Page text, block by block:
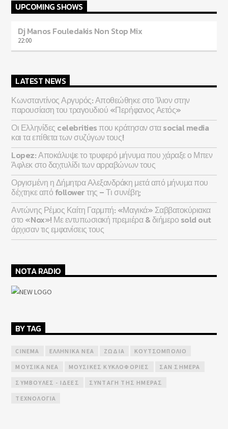
UPCOMING SHOWS
Dj Manos Fouledakis Non Stop Mix
22:00
LATEST NEWS
Κωνσταντίνος Αργυρός: Αποθεώθηκε στο Ίλιον στην
παρουσίαση του τραγουδιού «Περήφανος Αετός»
Οι Ελληνίδες celebrities που κράτησαν στα social media
και τα επίθετα των συζύγων τους!
Lopez: Αποκάλυψε το τρυφερό μήνυμα που χάραξε ο Μπεν
Άφλεκ στο δαχτυλίδι των αρραβώνων τους
Οργισμένη η Δήμητρα Αλεξανδράκη μετά από μήνυμα που
δέχτηκε από follower της – Τι συνέβη;
Αντώνης Ρέμος Καίτη Γαρμπή: «Μαγικά» Σαββατοκύριακα
στο «Nox»! Με εντυπωσιακή πρεμιέρα & διήμερο sold out
άρχισαν τις εμφανίσεις τους
NOTA RADIO
BY TAG
CINEMA ΕΛΛΗΝΙΚΆ ΝΈΑ ΖΏΔΙΑ ΚΟΥΤΣΟΜΠΟΛΙΌ
ΜΟΥΣΙΚΆ ΝΈΑ ΜΟΥΣΙΚΈΣ ΚΥΚΛΟΦΟΡΊΕΣ ΣΑΝ ΣΉΜΕΡΑ
ΣΥΜΒΟΥΛΈΣ - ΙΔΈΕΣ ΣΥΝΤΑΓΉ ΤΗΣ ΗΜΈΡΑΣ
ΤΕΧΝΟΛΟΓΊΑ